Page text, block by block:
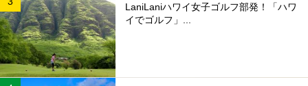
LaniLaniハワイ女子ゴルフ部発！「ハワ
イでゴルフ」...